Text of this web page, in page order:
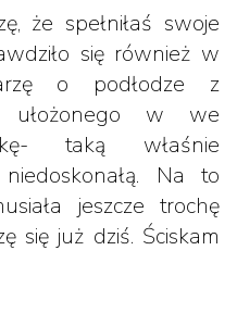
że spełniłaś swoje
się również w
o podłodze z
ułożonego w we
taką właśnie
Na to
jeszcze trochę
się już dziś. Ściskam